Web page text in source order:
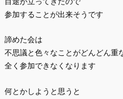
参加することが出来そうです
諦めた会は
不思議と色々なことがどんどん重
全く参加できなくなります
何とかしようと思うと